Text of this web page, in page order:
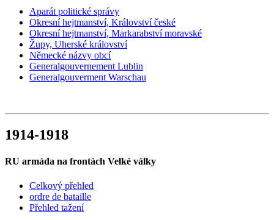
Aparát politické správy
Okresní hejtmanství, Království české
Okresní hejtmanství, Markarabství moravské
Župy, Uherské království
Německé názvy obcí
Generalgouvernement Lublin
Generalgouverment Warschau
1914-1918
RU armáda na frontách Velké války
Celkový přehled
ordre de bataille
Přehled tažení